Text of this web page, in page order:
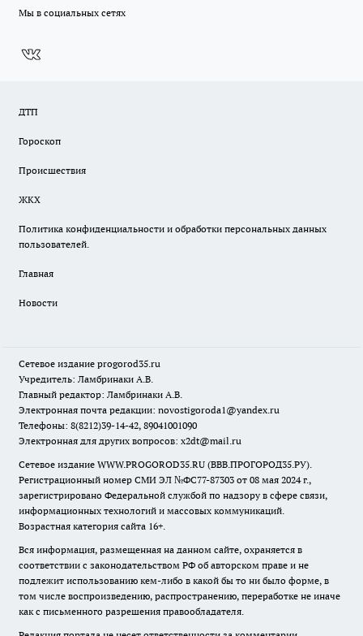
Мы в социальных сетях
ДТП
Гороскоп
Происшествия
ЖКХ
Политика конфиденциальности и обработки персональных данных
пользователей.
Главная
Новости
Сетевое издание progorod35.ru
Учредитель: Ламбринаки А.В.
Главный редактор: Ламбринаки А.В.
Электронная почта редакции: novostigoroda1@yandex.ru
Телефоны: 8(8212)39-14-42, 89041001090
Электронная для других вопросов: x2dt@mail.ru
Сетевое издание WWW.PROGOROD35.RU (ВВВ.ПРОГОРОД35.РУ).
Регистрационный номер СМИ ЭЛ №ФС77-87303 от 08 мая 2024 г.,
зарегистрировано Федеральной службой по надзору в сфере связи,
информационных технологий и массовых коммуникаций.
Возрастная категория сайта 16+.
Вся информация, размещенная на данном сайте, охраняется в
соответствии с законодательством РФ об авторском праве и не
подлежит использованию кем-либо в какой бы то ни было форме, в
том числе воспроизведению, распространению, переработке не иначе
как с письменного разрешения правообладателя.